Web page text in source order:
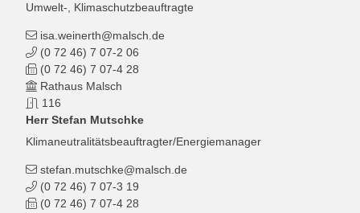
Umwelt-, Klimaschutzbeauftragte
isa.weinerth@malsch.de
(0 72 46) 7 07-2 06
(0 72 46) 7 07-4 28
Rathaus Malsch
116
Herr Stefan Mutschke
Klimaneutralitätsbeauftragter/Energiemanager
stefan.mutschke@malsch.de
(0 72 46) 7 07-3 19
(0 72 46) 7 07-4 28